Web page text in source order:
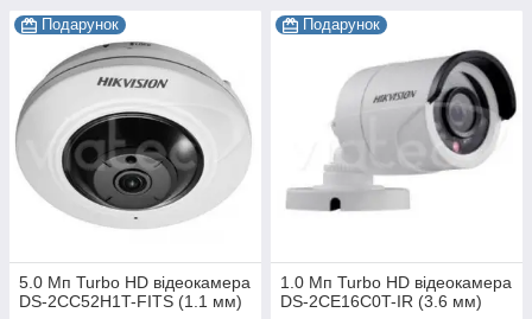
Подарунок
5.0 Мп Turbo HD відеокамера
DS-2CC52H1T-FITS (1.1 мм)
Подарунок
1.0 Мп Turbo HD відеокамера
DS-2CE16C0T-IR (3.6 мм)